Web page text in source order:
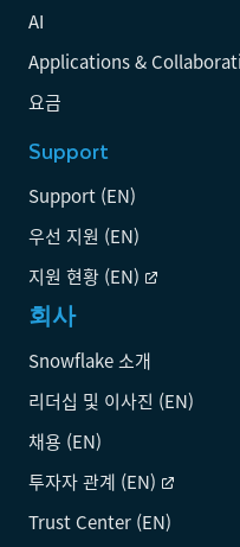
AI
Applications &
요금
Support
Support (EN)
우선 지원 (EN)
지원 현황 (EN)
회사
Snowflake 소개
리더십 및 이사진 (EN)
채용 (EN)
투자자 관계 (EN)
Trust Center (EN)